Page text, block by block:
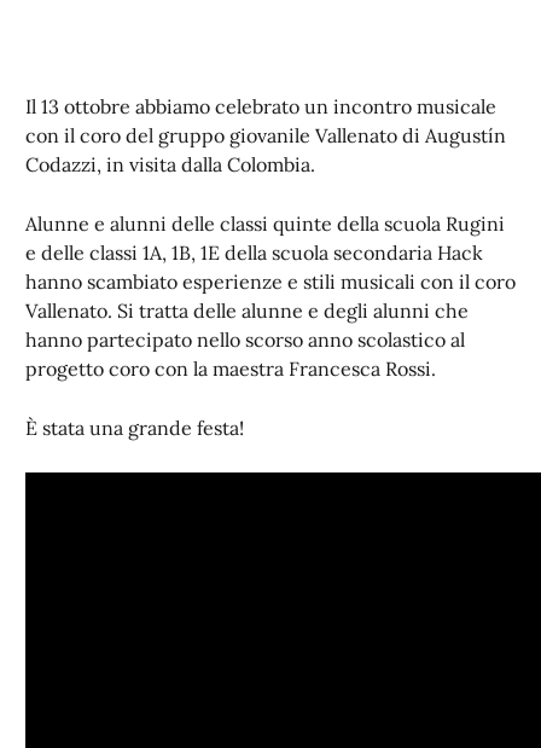
Il 13 ottobre abbiamo celebrato un incontro musicale
con il coro del gruppo giovanile Vallenato di Augustín
Codazzi, in visita dalla Colombia.
Alunne e alunni delle classi quinte della scuola Rugini
e delle classi 1A, 1B, 1E della scuola secondaria Hack
hanno scambiato esperienze e stili musicali con il coro
Vallenato. Si tratta delle alunne e degli alunni che
hanno partecipato nello scorso anno scolastico al
progetto coro con la maestra Francesca Rossi.
È stata una grande festa!